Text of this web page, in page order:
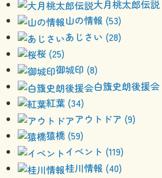
大月桃太郎伝説
山の情報 (53)
あじさい (28)
桜 (25)
御城印 (8)
白籏史朗後援会
紅葉 (34)
アウトドア (9)
猿橋 (59)
イベント (119)
桂川情報 (40)